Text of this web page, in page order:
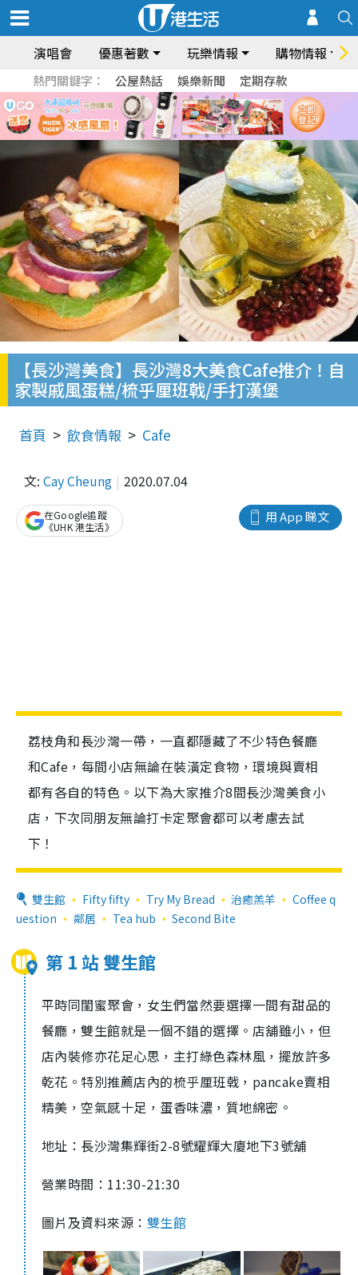
演唱會 優惠著數 玩樂情報 購物情報
熱門關鍵字： 公屋熱話 娛樂新聞 定期存款
【長沙灣美食】長沙灣8大美食Cafe推介！自
家製戚風蛋糕/梳乎厘班戟/手打漢堡
首頁 飲食情報 Cafe
文: Cay Cheung 2020.07.04
用 App 睇文
在Google追蹤
《UHK 港生活》
荔枝角和長沙灣一帶，一直都隱藏了不少特色餐廳
和Cafe，每間小店無論在裝潢定食物，環境與賣相
都有各自的特色。以下為大家推介8間長沙灣美食小
店，下次同朋友無論打卡定聚會都可以考慮去試
下！
雙生館 Fifty fifty Try My Bread 治癒羔羊
Coffee q
uestion
鄰居 Tea hub Second Bite
第 1 站 雙生館
平時同閨蜜聚會，女生們當然要選擇一間有甜品的
餐廳，雙生館就是一個不錯的選擇。店舖雖小，但
店內裝修亦花足心思，主打綠色森林風，擺放許多
乾花。特別推薦店內的梳乎厘班戟，pancake賣相
精美，空氣感十足，蛋香味濃，質地綿密。
地址：長沙灣集輝街2-8號耀輝大廈地下3號舖
營業時間： 11:30-21:30
圖片及資料來源： 雙生館